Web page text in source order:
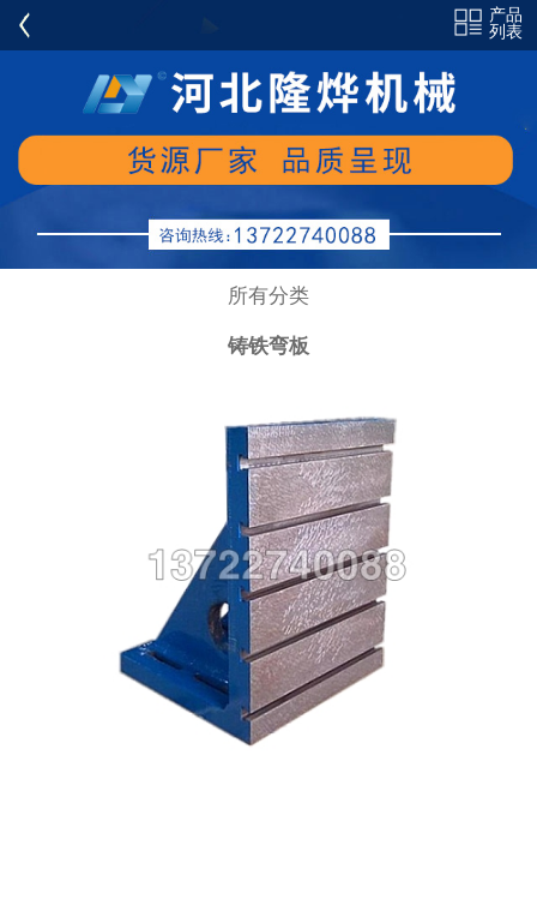
铸铁平板（平台）系列
铸铁弯板系列
铸铁方箱/方筒系列
铸铁平尺/角尺/方尺系列
铸铁V型铁/V型架系列
偏摆仪/齿轮跳动检查仪系列
塞环规/机床验棒系列
三维柔性焊接平台系列
机床铸件系列
地轨系列
垫铁系列
产品
列表
所有分类
铸铁弯板